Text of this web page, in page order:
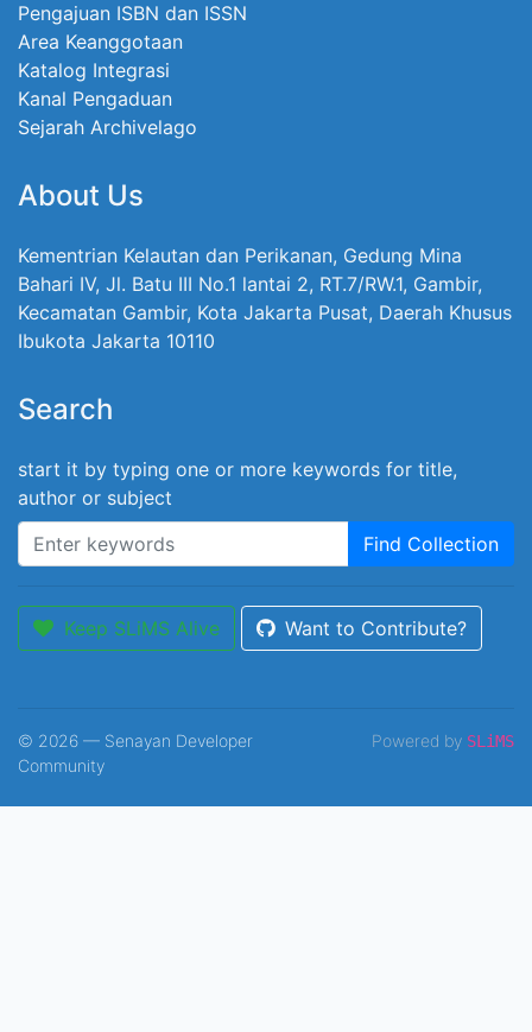
Pengajuan ISBN dan ISSN
Area Keanggotaan
Katalog Integrasi
Kanal Pengaduan
Sejarah Archivelago
About Us
Kementrian Kelautan dan Perikanan, Gedung Mina
Bahari IV, Jl. Batu III No.1 lantai 2, RT.7/RW.1, Gambir,
Kecamatan Gambir, Kota Jakarta Pusat, Daerah Khusus
Ibukota Jakarta 10110
Search
start it by typing one or more keywords for title,
author or subject
Find Collection
Keep SLiMS Alive Want to Contribute?
© 2026 — Senayan Developer
Community
Powered by SLiMS